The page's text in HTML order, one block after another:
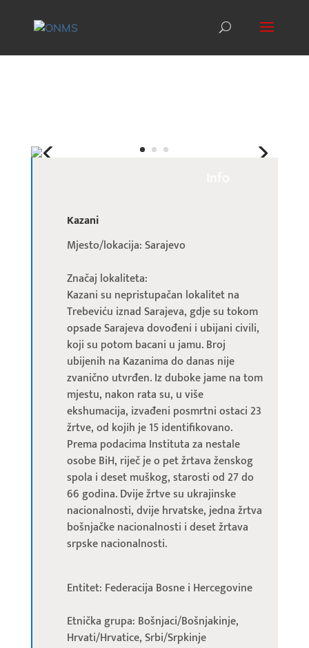
Kazani
Mjesto/lokacija: Sarajevo
Značaj lokaliteta:
Kazani su nepristupačan lokalitet na
Trebeviću iznad Sarajeva, gdje su tokom
opsade Sarajeva dovođeni i ubijani civili,
koji su potom bacani u jamu. Broj
ubijenih na Kazanima do danas nije
zvanično utvrđen. Iz duboke jame na tom
mjestu, nakon rata su, u više
ekshumacija, izvađeni posmrtni ostaci 23
žrtve, od kojih je 15 identifikovano.
Prema podacima Instituta za nestale
osobe BiH, riječ je o pet žrtava ženskog
spola i deset muškog, starosti od 27 do
66 godina. Dvije žrtve su ukrajinske
nacionalnosti, dvije hrvatske, jedna žrtva
bošnjačke nacionalnosti i deset žrtava
srpske nacionalnosti.
Entitet: Federacija Bosne i Hercegovine
Etnička grupa: Bošnjaci/Bošnjakinje,
Hrvati/Hrvatice, Srbi/Srpkinje